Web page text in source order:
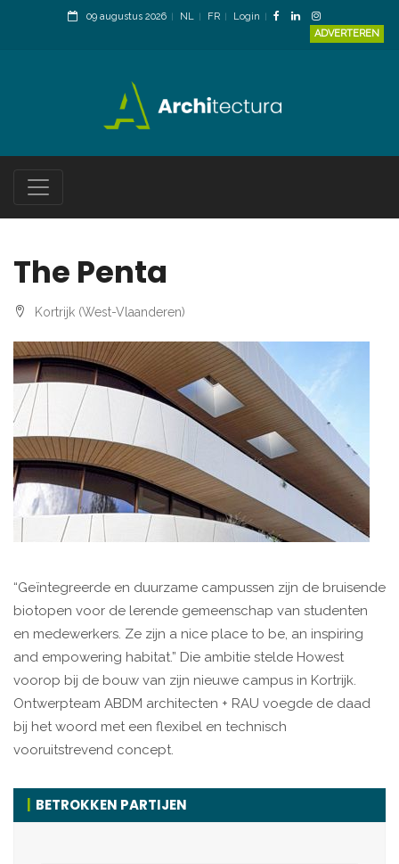
09 augustus 2026 NL FR
Login
ADVERTEREN
The Penta
Kortrijk (West-Vlaanderen)
“Geïntegreerde en duurzame campussen zijn de bruisende
biotopen voor de lerende gemeenschap van studenten
en medewerkers. Ze zijn a nice place to be, an inspiring
and empowering habitat.” Die ambitie stelde Howest
voorop bij de bouw van zijn nieuwe campus in Kortrijk.
Ontwerpteam ABDM architecten + RAU voegde de daad
bij het woord met een flexibel en technisch
vooruitstrevend concept.
BETROKKEN PARTIJEN